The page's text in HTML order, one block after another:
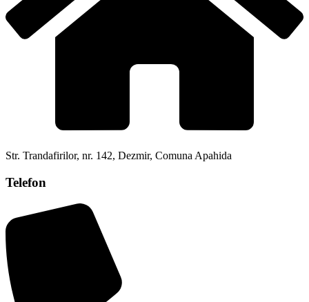
Str. Trandafirilor, nr. 142, Dezmir, Comuna Apahida
Telefon